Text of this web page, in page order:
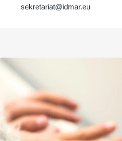
sekretariat@idmar.eu